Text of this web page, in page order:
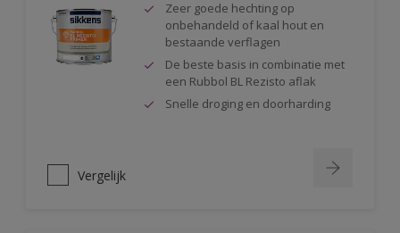
Zeer goede hechting op
onbehandeld of kaal hout en
bestaande verflagen
De beste basis in combinatie met
een Rubbol BL Rezisto aflak
Snelle droging en doorharding
Vergelijk